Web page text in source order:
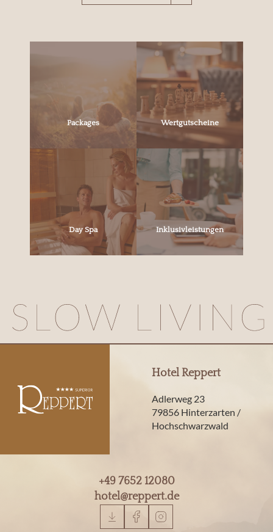
Packages Wertgutscheine
Day Spa Inklusivleistungen
Hotel Reppert
Adlerweg 23
79856 Hinterzarten /
Hochschwarzwald
+49 7652 12080
hotel@reppert.de